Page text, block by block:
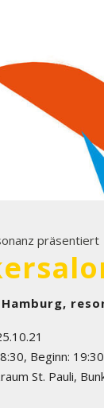
präsentiert
Beginn: 19:30
St. Pauli,